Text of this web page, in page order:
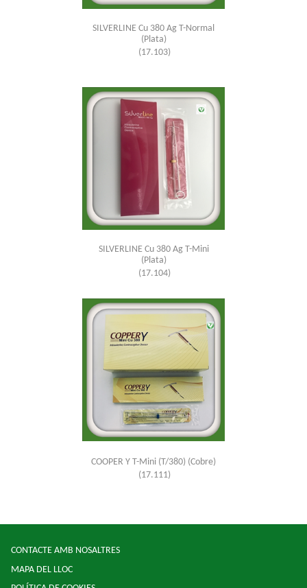
SILVERLINE Cu 380 Ag T-Normal
(Plata)
(17.103)
SILVERLINE Cu 380 Ag T-Mini
(Plata)
(17.104)
COOPER Y T-Mini (T/380) (Cobre)
(17.111)
CONTACTE AMB NOSALTRES
MAPA DEL LLOC